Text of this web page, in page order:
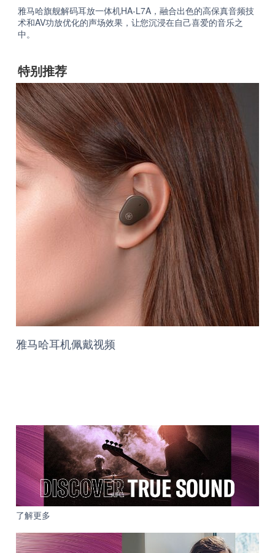
雅马哈旗舰解码耳放一体机HA-L7A，融合出色的高保真音频技
术和AV功放优化的声场效果，让您沉浸在自己喜爱的音乐之
中。
特别推荐
雅马哈耳机佩戴视频
了解更多